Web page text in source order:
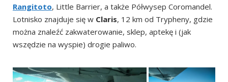
Rangitoto, Little Barrier, a także Półwysep Coromandel.
Lotnisko znajduje się w Claris, 12 km od Trypheny, gdzie
można znaleźć zakwaterowanie, sklep, aptekę i (jak
wszędzie na wyspie) drogie paliwo.